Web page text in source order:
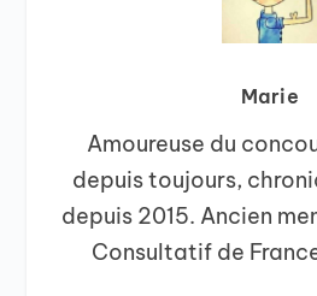
Marie
Amoureuse du
depuis toujours,
depuis 2015. Ancien
Consultatif de